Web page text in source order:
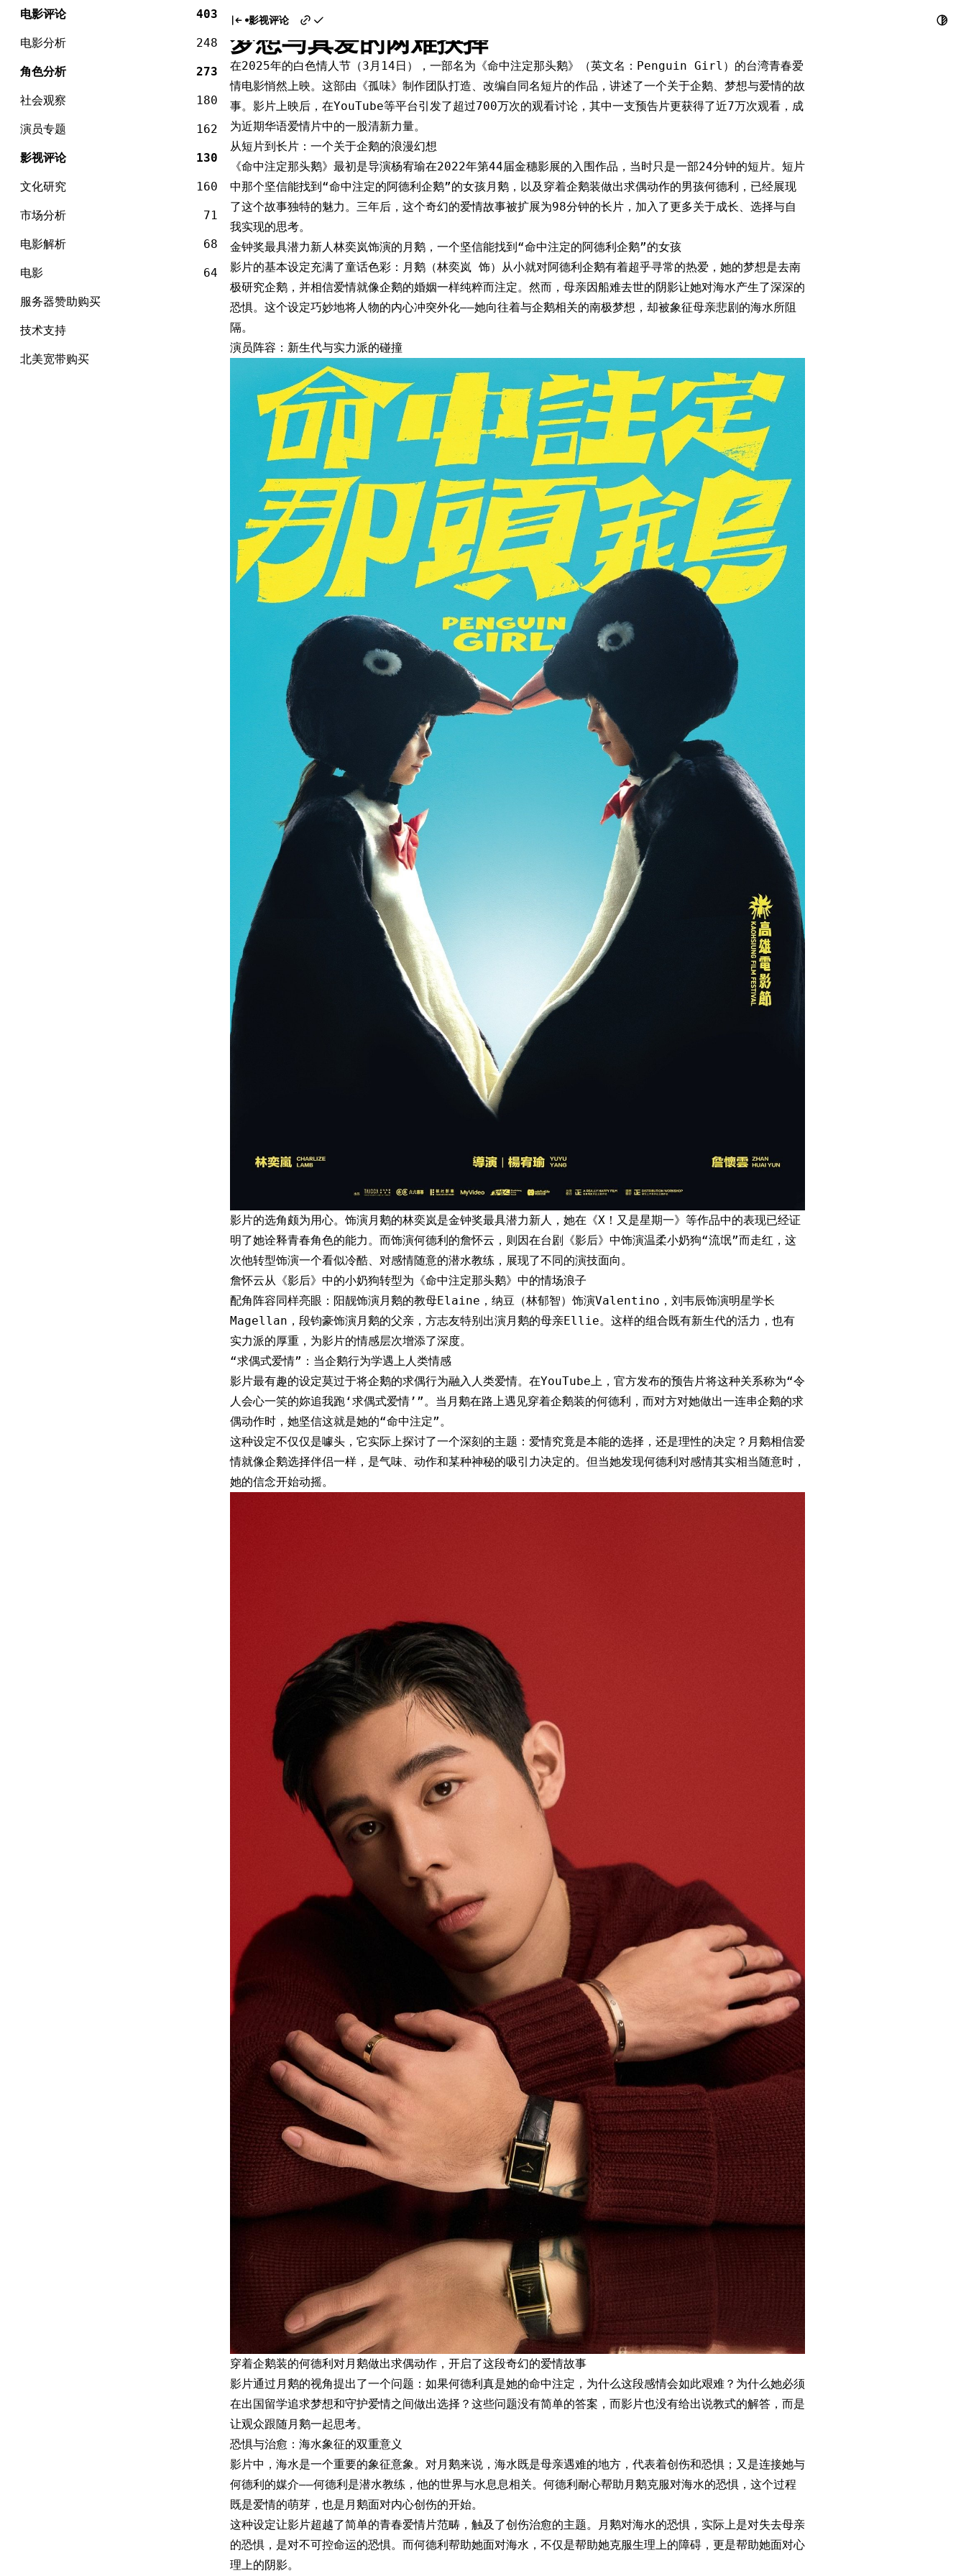
Skip
content
电影评论 403
电影分析 248
角色分析 273
社会观察 180
演员专题 162
影视评论 130
文化研究 160
市场分析 71
电影解析 68
电影 64
服务器赞助购买
技术支持
北美宽带购买
影视评论
《命中注定那头鹅》：当企鹅女孩遇上爱情浪子，
梦想与真爱的两难抉择
在2025年的白色情人节（3月14日），一部名为《命中注定那头鹅》（英文名：Penguin Girl）的台湾青春爱
情电影悄然上映。这部由《孤味》制作团队打造、改编自同名短片的作品，讲述了一个关于企鹅、梦想与爱情的故
事。影片上映后，在YouTube等平台引发了超过700万次的观看讨论，其中一支预告片更获得了近7万次观看，成
为近期华语爱情片中的一股清新力量。
从短片到长片：一个关于企鹅的浪漫幻想
《命中注定那头鹅》最初是导演杨宥瑜在2022年第44届金穗影展的入围作品，当时只是一部24分钟的短片。短片
中那个坚信能找到“命中注定的阿德利企鹅”的女孩月鹅，以及穿着企鹅装做出求偶动作的男孩何德利，已经展现
了这个故事独特的魅力。三年后，这个奇幻的爱情故事被扩展为98分钟的长片，加入了更多关于成长、选择与自
我实现的思考。
金钟奖最具潜力新人林奕岚饰演的月鹅，一个坚信能找到“命中注定的阿德利企鹅”的女孩
影片的基本设定充满了童话色彩：月鹅（林奕岚 饰）从小就对阿德利企鹅有着超乎寻常的热爱，她的梦想是去南
极研究企鹅，并相信爱情就像企鹅的婚姻一样纯粹而注定。然而，母亲因船难去世的阴影让她对海水产生了深深的
恐惧。这个设定巧妙地将人物的内心冲突外化——她向往着与企鹅相关的南极梦想，却被象征母亲悲剧的海水所阻
隔。
演员阵容：新生代与实力派的碰撞
影片的选角颇为用心。饰演月鹅的林奕岚是金钟奖最具潜力新人，她在《X！又是星期一》等作品中的表现已经证
明了她诠释青春角色的能力。而饰演何德利的詹怀云，则因在台剧《影后》中饰演温柔小奶狗“流氓”而走红，这
次他转型饰演一个看似冷酷、对感情随意的潜水教练，展现了不同的演技面向。
詹怀云从《影后》中的小奶狗转型为《命中注定那头鹅》中的情场浪子
配角阵容同样亮眼：阳靓饰演月鹅的教母Elaine，纳豆（林郁智）饰演Valentino，刘韦辰饰演明星学长
Magellan，段钧豪饰演月鹅的父亲，方志友特别出演月鹅的母亲Ellie。这样的组合既有新生代的活力，也有
实力派的厚重，为影片的情感层次增添了深度。
“求偶式爱情”：当企鹅行为学遇上人类情感
影片最有趣的设定莫过于将企鹅的求偶行为融入人类爱情。在YouTube上，官方发布的预告片将这种关系称为“令
人会心一笑的妳追我跑‘求偶式爱情’”。当月鹅在路上遇见穿着企鹅装的何德利，而对方对她做出一连串企鹅的求
偶动作时，她坚信这就是她的“命中注定”。
这种设定不仅仅是噱头，它实际上探讨了一个深刻的主题：爱情究竟是本能的选择，还是理性的决定？月鹅相信爱
情就像企鹅选择伴侣一样，是气味、动作和某种神秘的吸引力决定的。但当她发现何德利对感情其实相当随意时，
她的信念开始动摇。
穿着企鹅装的何德利对月鹅做出求偶动作，开启了这段奇幻的爱情故事
影片通过月鹅的视角提出了一个问题：如果何德利真是她的命中注定，为什么这段感情会如此艰难？为什么她必须
在出国留学追求梦想和守护爱情之间做出选择？这些问题没有简单的答案，而影片也没有给出说教式的解答，而是
让观众跟随月鹅一起思考。
恐惧与治愈：海水象征的双重意义
影片中，海水是一个重要的象征意象。对月鹅来说，海水既是母亲遇难的地方，代表着创伤和恐惧；又是连接她与
何德利的媒介——何德利是潜水教练，他的世界与水息息相关。何德利耐心帮助月鹅克服对海水的恐惧，这个过程
既是爱情的萌芽，也是月鹅面对内心创伤的开始。
这种设定让影片超越了简单的青春爱情片范畴，触及了创伤治愈的主题。月鹅对海水的恐惧，实际上是对失去母亲
的恐惧，是对不可控命运的恐惧。而何德利帮助她面对海水，不仅是帮助她克服生理上的障碍，更是帮助她面对心
理上的阴影。